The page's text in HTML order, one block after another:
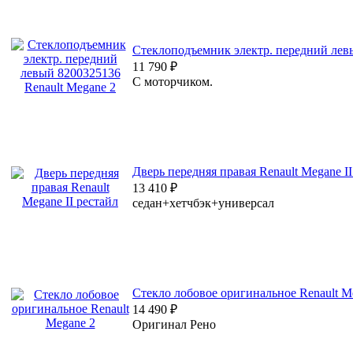
Стеклоподъемник электр. передний
11 790 ₽
С моторчиком.
Дверь передняя правая Renault Megane
13 410 ₽
седан+хетчбэк+универсал
Стекло лобовое оригинальное Renault
14 490 ₽
Оригинал Рено